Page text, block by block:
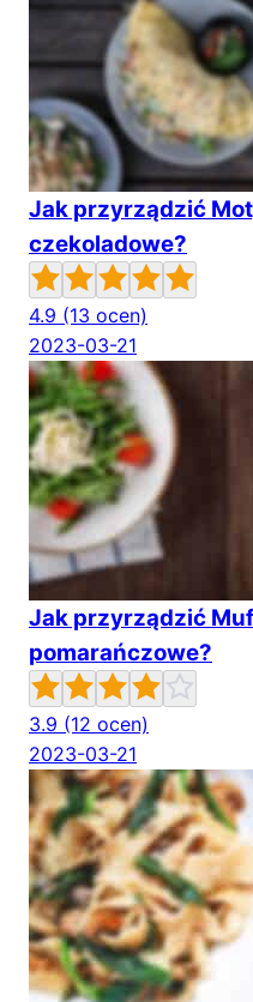
Jak przyrządzić
czekoladowe?
4.9 (13 ocen)
2023-03-21
Jak przyrządzić
pomarańczowe?
3.9 (12 ocen)
2023-03-21